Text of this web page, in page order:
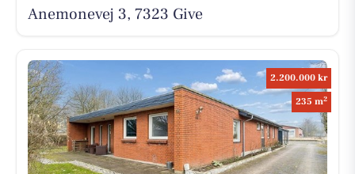
Anemonevej 3, 7323 Give
2.200.000 kr
235 m2